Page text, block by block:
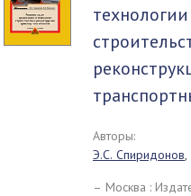
технологии
Авторы:
Э.С. Спиридонов,
– Москва :